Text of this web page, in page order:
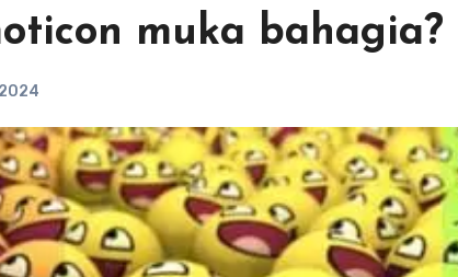
muka bahagia?